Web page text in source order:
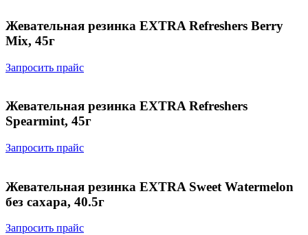
Жевательная резинка EXTRA Refreshers Berry
Mix, 45г
Запросить прайс
Жевательная резинка EXTRA Refreshers
Spearmint, 45г
Запросить прайс
Жевательная резинка EXTRA Sweet Watermelon
без сахара, 40.5г
Запросить прайс